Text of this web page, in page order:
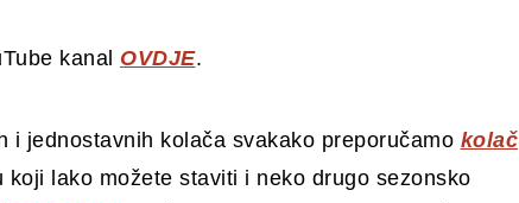
kanal OVDJE.
i jednostavnih kolača svakako preporučamo kolač
koji lako možete staviti i neko drugo sezonsko